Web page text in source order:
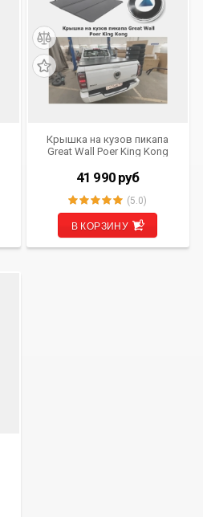
Крышка на кузов пикапа
Great Wall Poer King Kong
41 990 руб
(5.0)
В КОРЗИНУ